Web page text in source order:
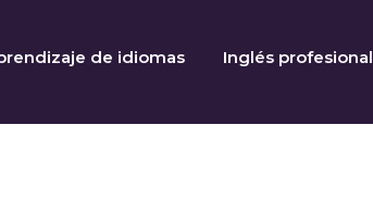
de idiomas Inglés profesional